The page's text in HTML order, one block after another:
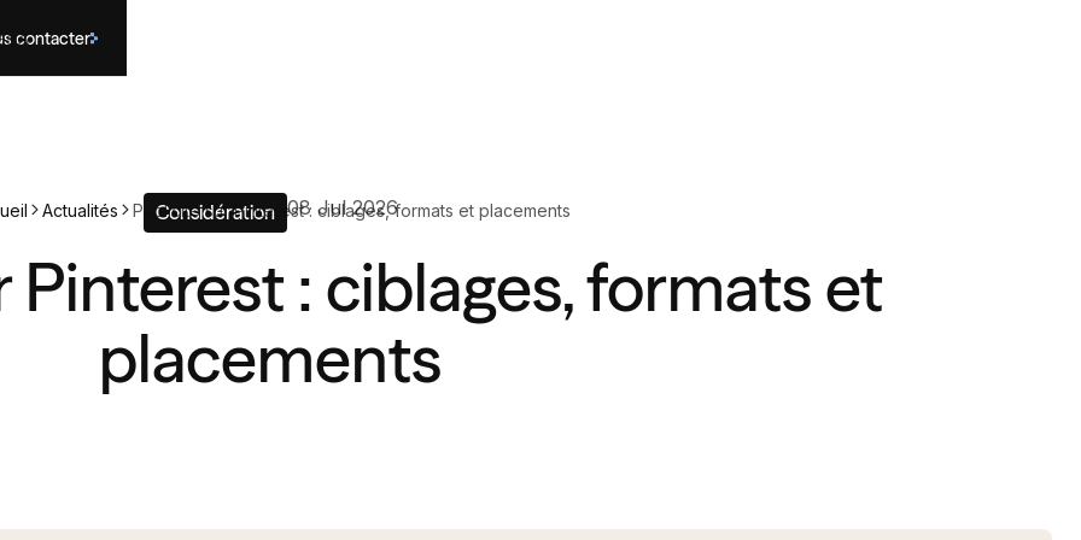
IA
contacter
Actualités Publicité sur Pinterest : ciblages, formats et placements
Considération 08 Jul 2026
Pinterest : ciblages, formats et
placements